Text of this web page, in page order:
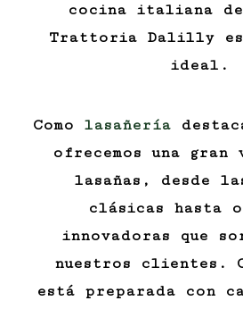
cocina italiana
Trattoria Dalilly
ideal.
Como lasañería
ofrecemos una gran
lasañas, desde
clásicas hasta
innovadoras que
nuestros clientes.
está preparada con